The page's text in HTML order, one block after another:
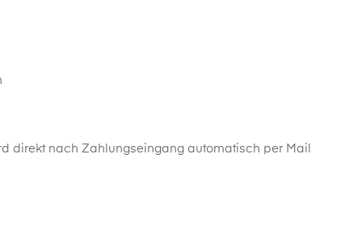
direkt nach Zahlungseingang automatisch per Mail